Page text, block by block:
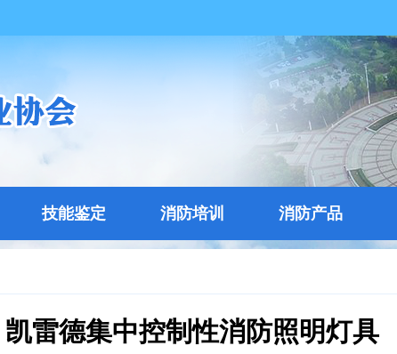
技能鉴定 消防培训 消防产品
凯雷德集中控制性消防照明灯具